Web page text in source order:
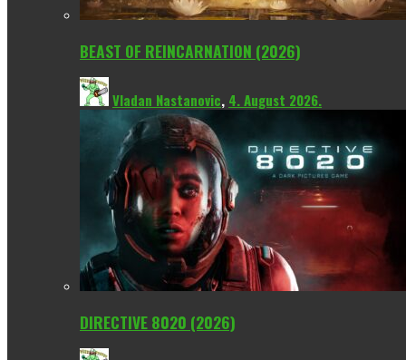
BEAST OF REINCARNATION (2026)
Vladan Nastanovic, 4. August 2026.
DIRECTIVE 8020 (2026)